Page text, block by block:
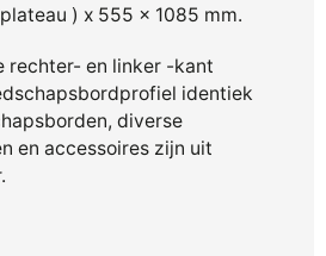
) x 555 x 1085 mm.
rechter- en linker -kant
identiek
diverse
en accessoires zijn uit